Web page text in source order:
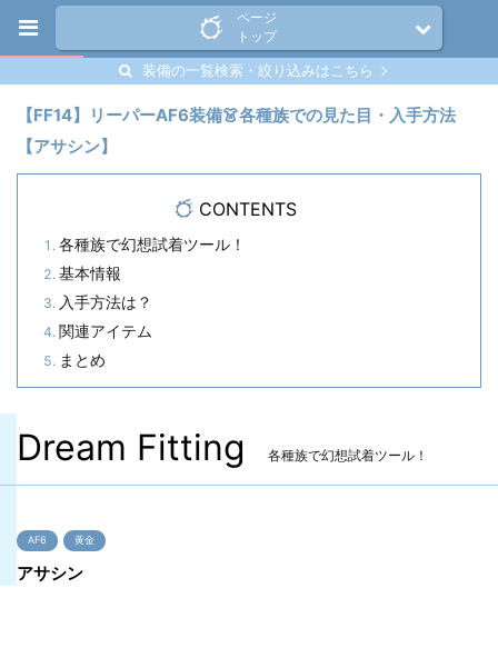
ページ
トップ
装備の一覧検索・絞り込みはこちら
【FF14】リーパーAF6装備👗各種族での見た目・入手方法
【アサシン】
CONTENTS
各種族で幻想試着ツール！
基本情報
入手方法は？
関連アイテム
まとめ
Dream Fitting 各種族で幻想試着ツール！
AF6 黄金
アサシン